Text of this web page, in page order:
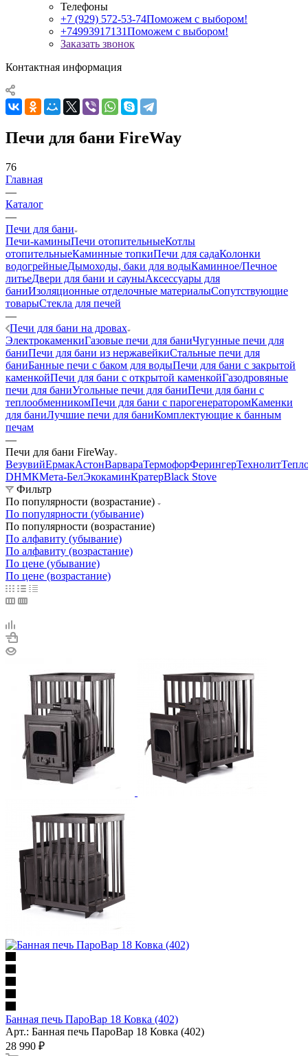
Телефоны
+7 (929) 572-53-74Поможем с выбором!
+74993917131Поможем с выбором!
Заказать звонок
Контактная информация
Печи для бани FireWay
76
Главная
—
Каталог
—
Печи для бани
Печи-каминыПечи отопительныеКотлы
отопительныеКаминные топкиПечи для садаКолонки
водогрейныеДымоходы, баки для водыКаминное/Печное
литьеДвери для бани и сауныАксессуары для
баниИзоляционные отделочные материалыСопутствующие
товарыСтекла для печей
—
Печи для бани на дровах
ЭлектрокаменкиГазовые печи для баниЧугунные печи для
баниПечи для бани из нержавейкиСтальные печи для
баниБанные печи с баком для водыПечи для бани с закрытой
каменкойПечи для бани с открытой каменкойГазодровяные
печи для баниУгольные печи для баниПечи для бани с
теплообменникомПечи для бани с парогенераторомКаменки
для баниЛучшие печи для баниКомплектующие к банным
печам
—
Печи для бани FireWay
ВезувийЕрмакАстонВарвараТермофорФерингерТехнолит
DНМКМета-БелЭкокаминКратерBlack Stove
Фильтр
По популярности (возрастание)
По популярности (убывание)
По популярности (возрастание)
По алфавиту (убывание)
По алфавиту (возрастание)
По цене (убывание)
По цене (возрастание)
Банная печь ПароВар 18 Ковка (402)
Арт.: Банная печь ПароВар 18 Ковка (402)
28 990 ₽